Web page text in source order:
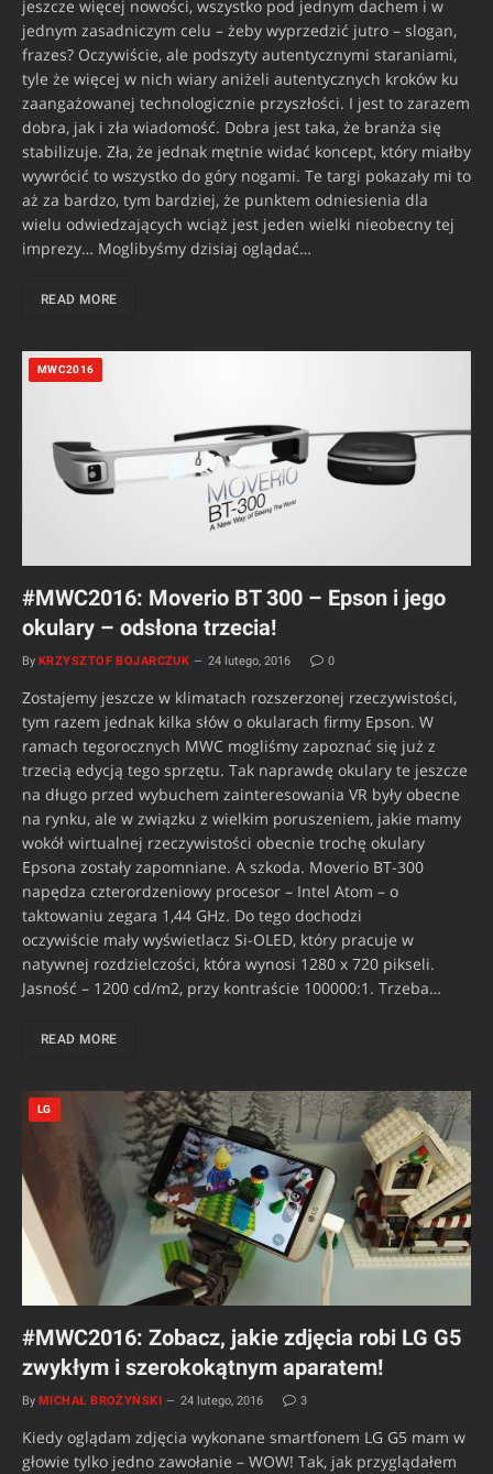
jeszcze więcej nowości, wszystko pod jednym dachem i w
jednym zasadniczym celu – żeby wyprzedzić jutro – slogan,
frazes? Oczywiście, ale podszyty autentycznymi staraniami,
tyle że więcej w nich wiary aniżeli autentycznych kroków ku
zaangażowanej technologicznie przyszłości. I jest to zarazem
dobra, jak i zła wiadomość. Dobra jest taka, że branża się
stabilizuje. Zła, że jednak mętnie widać koncept, który miałby
wywrócić to wszystko do góry nogami. Te targi pokazały mi to
aż za bardzo, tym bardziej, że punktem odniesienia dla
wielu odwiedzających wciąż jest jeden wielki nieobecny tej
imprezy… Moglibyśmy dzisiaj oglądać…
READ MORE
MWC2016
#MWC2016: Moverio BT 300 – Epson i jego
okulary – odsłona trzecia!
By KRZYSZTOF BOJARCZUK 24 lutego, 2016 0
Zostajemy jeszcze w klimatach rozszerzonej rzeczywistości,
tym razem jednak kilka słów o okularach firmy Epson. W
ramach tegorocznych MWC mogliśmy zapoznać się już z
trzecią edycją tego sprzętu. Tak naprawdę okulary te jeszcze
na długo przed wybuchem zainteresowania VR były obecne
na rynku, ale w związku z wielkim poruszeniem, jakie mamy
wokół wirtualnej rzeczywistości obecnie trochę okulary
Epsona zostały zapomniane. A szkoda. Moverio BT-300
napędza czterordzeniowy procesor – Intel Atom – o
taktowaniu zegara 1,44 GHz. Do tego dochodzi
oczywiście mały wyświetlacz Si-OLED, który pracuje w
natywnej rozdzielczości, która wynosi 1280 x 720 pikseli.
Jasność – 1200 cd/m2, przy kontraście 100000:1. Trzeba…
READ MORE
LG
#MWC2016: Zobacz, jakie zdjęcia robi LG G5
zwykłym i szerokokątnym aparatem!
By MICHAŁ BROŻYŃSKI 24 lutego, 2016 3
Kiedy oglądam zdjęcia wykonane smartfonem LG G5 mam w
głowie tylko jedno zawołanie – WOW! Tak, jak przyglądałem